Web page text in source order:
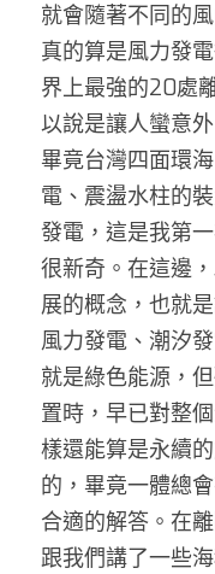
就會隨著不同的
真的算是風力發
界上最強的20處
以說是讓人蠻意
畢竟台灣四面環
電、震盪水柱的
發電，這是我第
很新奇。在這邊
展的概念，也就
風力發電、潮汐
就是綠色能源，
置時，早已對整
樣還能算是永續
的，畢竟一體總
合適的解答。在
跟我們講了一些